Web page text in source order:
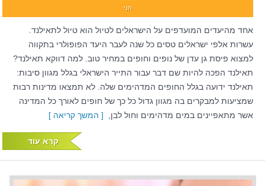
חני
אחד מהיעדים המועדפים על הישראלים לטיול הוא טיול לתאילנד.
עשרות אלפי ישראלים טסים כל שנה לעבר היעד הפופולרי בתקווה
למצוא פיסת גן עדן של נופים וחופים במחיר טוב. למה דווקא תאילנד?
תאילנד הפכה להיות שם דבר עבור התייר הישראלי בגלל מגוון סיבות:
תאילנד ידועה בגלל החופים המדהימים שלה. לא תמצאו מדינות רבות
שמציעות למבקרים בה מגוון גדול כל כך של חופים לאורך כל המדינה
אשר מתאפיינים במים מדהימים וחול לבן,
[ המשך קריאה ]
קרא עוד